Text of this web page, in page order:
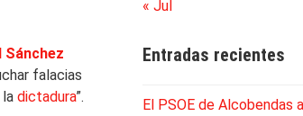
Sánchez
falacias
ladictadura”.
« Jul
Entradas recientes
El PSOE de Alcobendas